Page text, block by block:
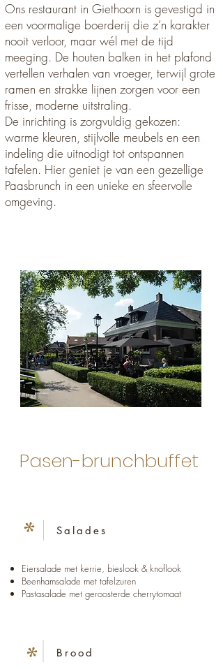
Ons restaurant in Giethoorn is gevestigd in
een voormalige boerderij die z’n karakter
nooit verloor, maar wél met de tijd
meeging. De houten balken in het plafond
vertellen verhalen van vroeger, terwijl grote
ramen en strakke lijnen zorgen voor een
frisse, moderne uitstraling.
De inrichting is zorgvuldig gekozen:
warme kleuren, stijlvolle meubels en een
indeling die uitnodigt tot ontspannen
tafelen. Hier geniet je van een gezellige
Paasbrunch in een unieke en sfeervolle
omgeving.
Pasen-brunchbuffet
* Salades
Eiersalade met kerrie, bieslook & knoflook
Beenhamsalade met tafelzuren
Pastasalade met geroosterde cherrytomaat
* Brood